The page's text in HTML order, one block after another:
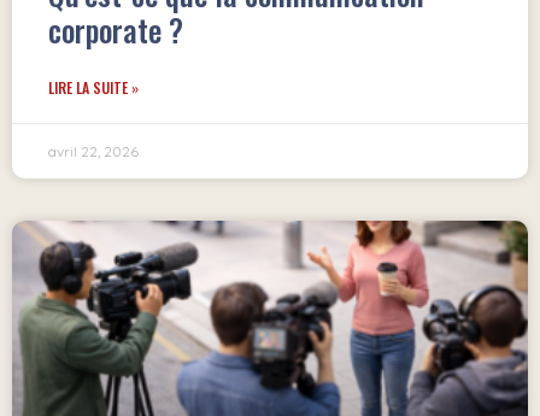
corporate ?
LIRE LA SUITE »
avril 22, 2026